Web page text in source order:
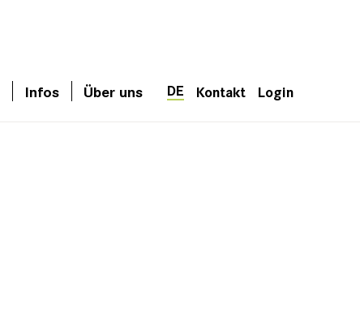
Infos Über uns DE Kontakt Login